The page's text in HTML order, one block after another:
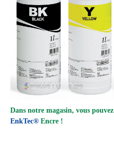
Dans notre magasin, vous
EnkTec® Encre !